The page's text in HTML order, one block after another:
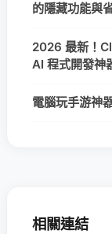
的隱藏功能與
2026 最新！
AI 程式開發神
電腦玩手游神
相關連結